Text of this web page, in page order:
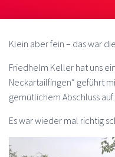
Klein aber fein – das war
Friedhelm Keller hat uns
Neckartailfingen“ geführt
gemütlichem Abschluss auf
Es war wieder mal richtig